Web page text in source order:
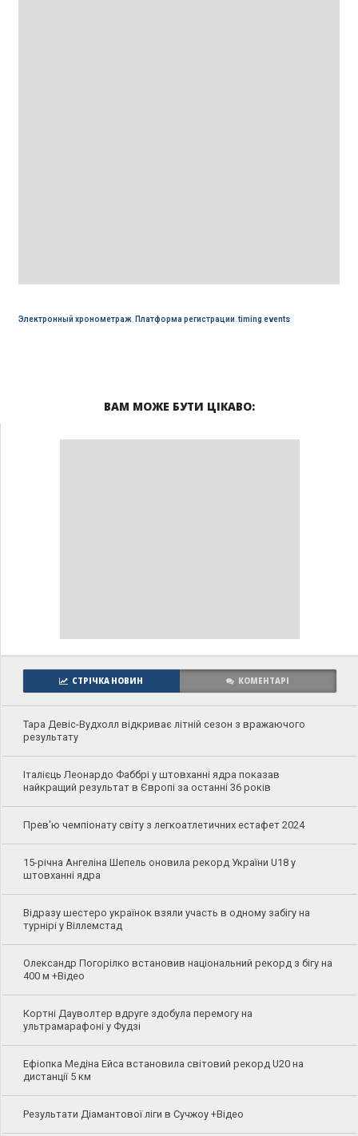
Электронный хронометраж, Платформа регистрации,timing events
ВАМ МОЖЕ БУТИ ЦІКАВО:
СТРІЧКА НОВИН КОМЕНТАРІ
Тара Девіс-Вудхолл відкриває літній сезон з вражаючого
результату
Італієць Леонардо Фаббрі у штовханні ядра показав
найкращий результат в Європі за останні 36 років
Прев'ю чемпіонату світу з легкоатлетичних естафет 2024
15-річна Ангеліна Шепель оновила рекорд України U18 у
штовханні ядра
Відразу шестеро українок взяли участь в одному забігу на
турнірі у Віллемстад
Олександр Погорілко встановив національний рекорд з бігу на
400 м +Відео
Кортні Дауволтер вдруге здобула перемогу на
ультрамарафоні у Фудзі
Ефіопка Медіна Ейса встановила світовий рекорд U20 на
дистанції 5 км
Результати Діамантової ліги в Сучжоу +Відео